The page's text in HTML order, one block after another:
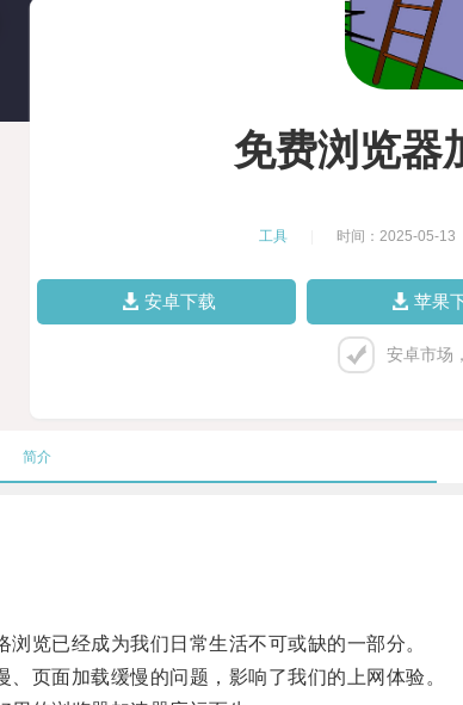
免费浏览器
工具 时间：2025-05-13
安卓下载 苹果
安卓市场
简介
览已经成为我们日常生活不可或缺的一部分。
页面加载缓慢的问题，影响了我们的上网体验。